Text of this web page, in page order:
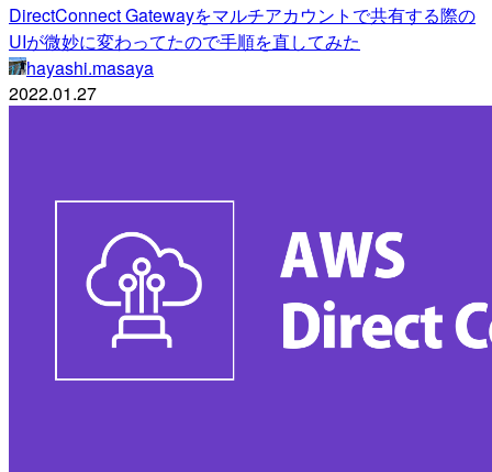
DirectConnect Gatewayをマルチアカウントで共有する際の
UIが微妙に変わってたので手順を直してみた
hayashi.masaya
2022.01.27